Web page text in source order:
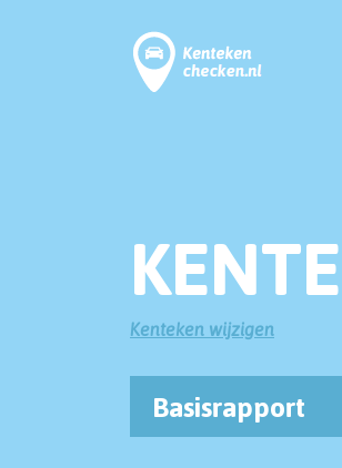
Kenteken wijzigen
Basisrapport